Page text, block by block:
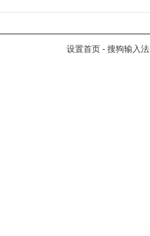
设置首页 - 搜狗输入法